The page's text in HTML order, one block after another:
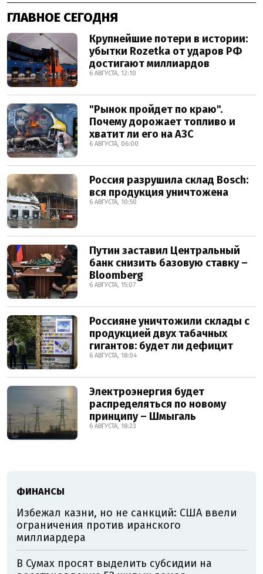
ГЛАВНОЕ СЕГОДНЯ
Крупнейшие потери в истории:
убытки Rozetka от ударов РФ
достигают миллиардов
6 АВГУСТА, 12:10
"Рынок пройдет по краю".
Почему дорожает топливо и
хватит ли его на АЗС
6 АВГУСТА, 06:00
Россия разрушила склад Bosch:
вся продукция уничтожена
6 АВГУСТА, 10:50
Путин заставил Центральный
банк снизить базовую ставку –
Bloomberg
6 АВГУСТА, 15:07
Россияне уничтожили склады с
продукцией двух табачных
гигантов: будет ли дефицит
6 АВГУСТА, 18:04
Электроэнергия будет
распределяться по новому
принципу – Шмыгаль
6 АВГУСТА, 18:23
ФИНАНСЫ
Избежал казни, но не санкций: США ввели
ограничения против иранского
миллиардера
В Сумах просят выделить субсидии на